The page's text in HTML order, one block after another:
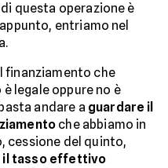
questa operazione è
entriamo nel
finanziamento che
legale oppure no è
andare a guardare il
che abbiamo in
cessione del quinto,
il tasso effettivo